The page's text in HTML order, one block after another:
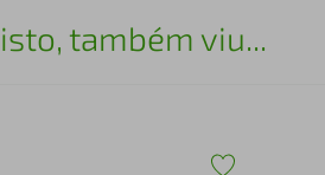
também viu...